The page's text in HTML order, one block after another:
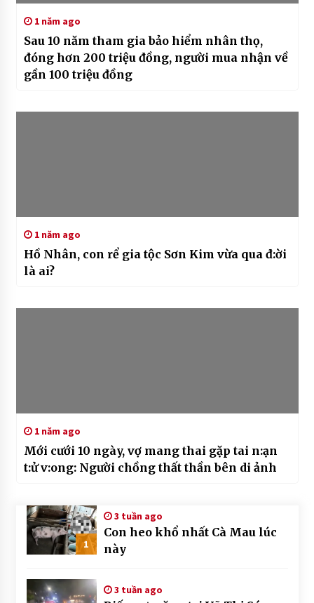
1 năm ago
Sau 10 năm tham gia bảo hiểm nhân thọ,
đóng hơn 200 triệu đồng, người mua nhận về
gần 100 triệu đồng
1 năm ago
Hồ Nhân, con rể gia tộc Sơn Kim vừa qua đ:ời
là ai?
1 năm ago
Mới cưới 10 ngày, vợ mang thai gặp tai n:ạn
t:ử v:ong: Người chồng thất thần bên di ảnh
1
3 tuần ago
Con heo khổ nhất Cà Mau lúc
này
3 tuần ago